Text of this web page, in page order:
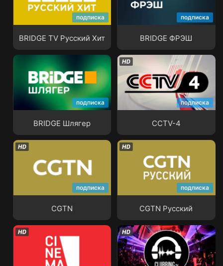
подписка
BRIDGE TV Русский Хит
BRIDGE TV Русский Хит
подписка
BRIDGE ФРЭШ
подписка
BRIDGE Шлягер
BRIDGE Шлягер
подписка
CCTV-4
CCTV-4
подписка
CGTN
подписка
CGTN Русский